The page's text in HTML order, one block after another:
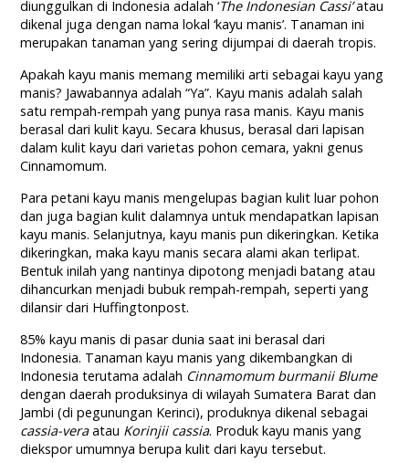
diunggulkan di Indonesia adalah ‘The Indonesian Cassi’atau
dikenal juga dengan nama lokal ‘kayu manis’. Tanaman ini
merupakan tanaman yang sering dijumpai di daerah tropis.
Apakah kayu manis memang memiliki arti sebagai kayu yang
manis? Jawabannya adalah “Ya”. Kayu manis adalah salah
satu rempah-rempah yang punya rasa manis. Kayu manis
berasal dari kulit kayu. Secara khusus, berasal dari lapisan
dalam kulit kayu dari varietas pohon cemara, yakni genus
Cinnamomum.
Para petani kayu manis mengelupas bagian kulit luar pohon
dan juga bagian kulit dalamnya untuk mendapatkan lapisan
kayu manis. Selanjutnya, kayu manis pun dikeringkan. Ketika
dikeringkan, maka kayu manis secara alami akan terlipat.
Bentuk inilah yang nantinya dipotong menjadi batang atau
dihancurkan menjadi bubuk rempah-rempah, seperti yang
dilansir dari Huffingtonpost.
85% kayu manis di pasar dunia saat ini berasal dari
Indonesia. Tanaman kayu manis yang dikembangkan di
Indonesia terutama adalah Cinnamomum burmanii Blume
dengan daerah produksinya di wilayah Sumatera Barat dan
Jambi (di pegunungan Kerinci), produknya dikenal sebagai
cassia-veraatau Korinjii cassia. Produk kayu manis yang
diekspor umumnya berupa kulit dari kayu tersebut.